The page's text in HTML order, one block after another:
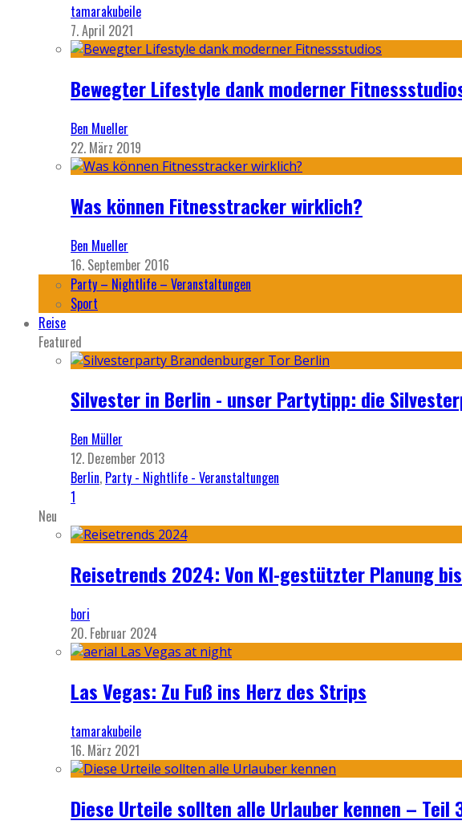
tamarakubeile
7. April 2021
Bewegter Lifestyle dank moderner
Ben Mueller
22. März 2019
Was können Fitnesstracker wirklich?
Ben Mueller
16. September 2016
Party – Nightlife – Veranstaltungen
Sport
Reise
Featured
Silvester in Berlin - unser Partytipp: die
Ben Müller
12. Dezember 2013
Berlin, Party - Nightlife - Veranstaltungen
1
Neu
Reisetrends 2024: Von KI-gestützter Planung
bori
20. Februar 2024
Las Vegas: Zu Fuß ins Herz des Strips
tamarakubeile
16. März 2021
Diese Urteile sollten alle Urlauber kennen – Teil